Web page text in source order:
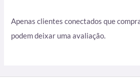
Apenas clientes conectados que
podem deixar uma avaliação.